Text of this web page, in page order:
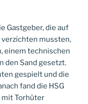
Gastgeber, die auf
verzichten mussten,
einem technischen
den Sand gesetzt.
gespielt und die
fand die HSG
mit Torhüter